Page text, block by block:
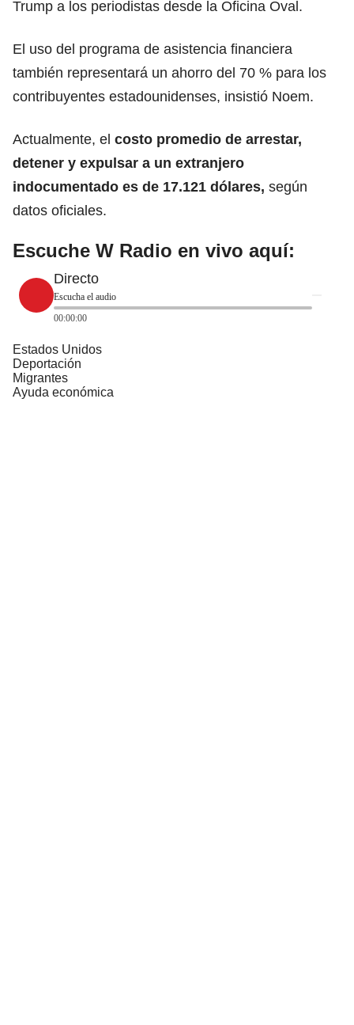
Trump a los periodistas desde la Oficina Oval.
El uso del programa de asistencia financiera
también representará un ahorro del 70 % para los
contribuyentes estadounidenses, insistió Noem.
Actualmente, el costo promedio de arrestar,
detener y expulsar a un extranjero
indocumentado es de 17.121 dólares, según
datos oficiales.
Escuche W Radio en vivo aquí:
Directo
Escucha el audio
00:00:00
Estados Unidos
Deportación
Migrantes
Ayuda económica